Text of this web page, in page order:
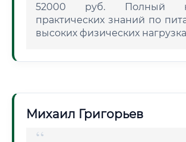
52000 руб. Полный
практических знаний по
высоких физических
Михаил Григорьев